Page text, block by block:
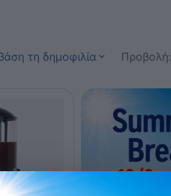
τη δημοφιλία Προβολή: